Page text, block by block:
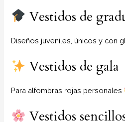
Vestidos de
Diseños juveniles, únicos y con
Vestidos de gala
Para alfombras rojas personales
Vestidos